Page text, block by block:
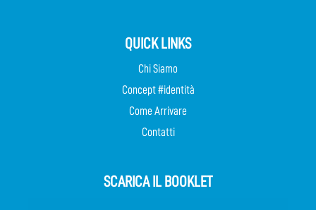
QUICK LINKS
Chi Siamo
Concept #identità
Come Arrivare
Contatti
SCARICA IL BOOKLET